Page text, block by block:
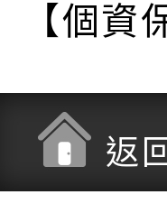
【個資
返